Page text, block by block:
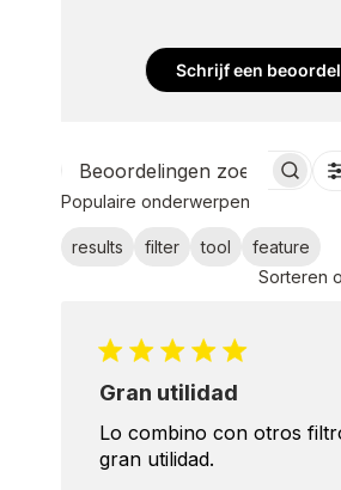
Schrijf een
Beoordelingen
zoeken
Populaire onderwerpen
results filter tool feature
Sorteren
Gran utilidad
Lo combino con otros
gran utilidad.